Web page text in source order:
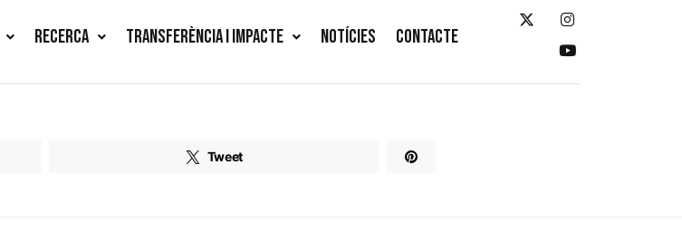
RECERCA TRANSFERÈNCIA I IMPACTE NOTÍCIES CONTACTE
Tweet